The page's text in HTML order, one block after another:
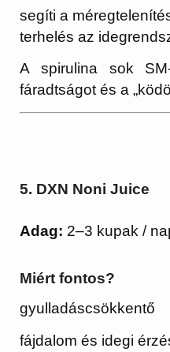
segíti a
terhelés az
A spirulina sok
fáradtságot és a
5. DXN Noni Juice
Adag: 2–3 kupak /
Miért fontos?
gyulladáscsökkentő
fájdalom és idegi